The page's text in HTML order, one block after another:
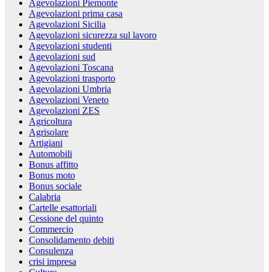
Agevolazioni Piemonte
Agevolazioni prima casa
Agevolazioni Sicilia
Agevolazioni sicurezza sul lavoro
Agevolazioni studenti
Agevolazioni sud
Agevolazioni Toscana
Agevolazioni trasporto
Agevolazioni Umbria
Agevolazioni Veneto
Agevolazioni ZES
Agricoltura
Agrisolare
Artigiani
Automobili
Bonus affitto
Bonus moto
Bonus sociale
Calabria
Cartelle esattoriali
Cessione del quinto
Commercio
Consolidamento debiti
Consulenza
crisi impresa